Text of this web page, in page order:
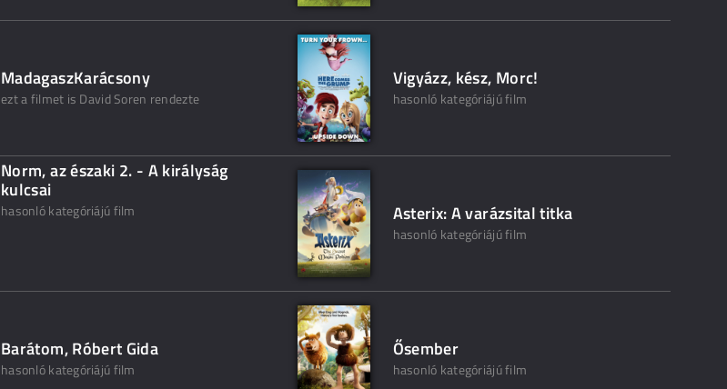
MadagaszKarácsony
ezt a filmet is David Soren rendezte
Vigyázz, kész, Morc!
hasonló kategóriájú film
Norm, az északi 2. - A királyság
kulcsai
hasonló kategóriájú film Asterix: A varázsital titka
hasonló kategóriájú film
Barátom, Róbert Gida
hasonló kategóriájú film
Ősember
hasonló kategóriájú film